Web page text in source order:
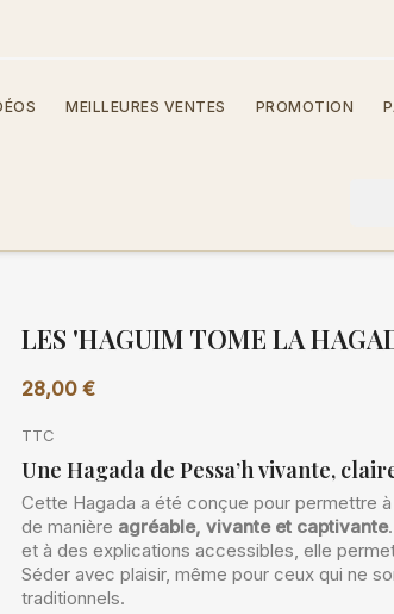
MEILLEURES VENTES PROMOTION
LES 'HAGUIM TOME LA
28,00 €
TTC
Une Hagada de Pessa’h vivante,
Cette Hagada a été conçue pour permettre
de manière agréable, vivante et captivante
et à des explications accessibles, elle
Séder avec plaisir, même pour ceux qui ne
traditionnels.